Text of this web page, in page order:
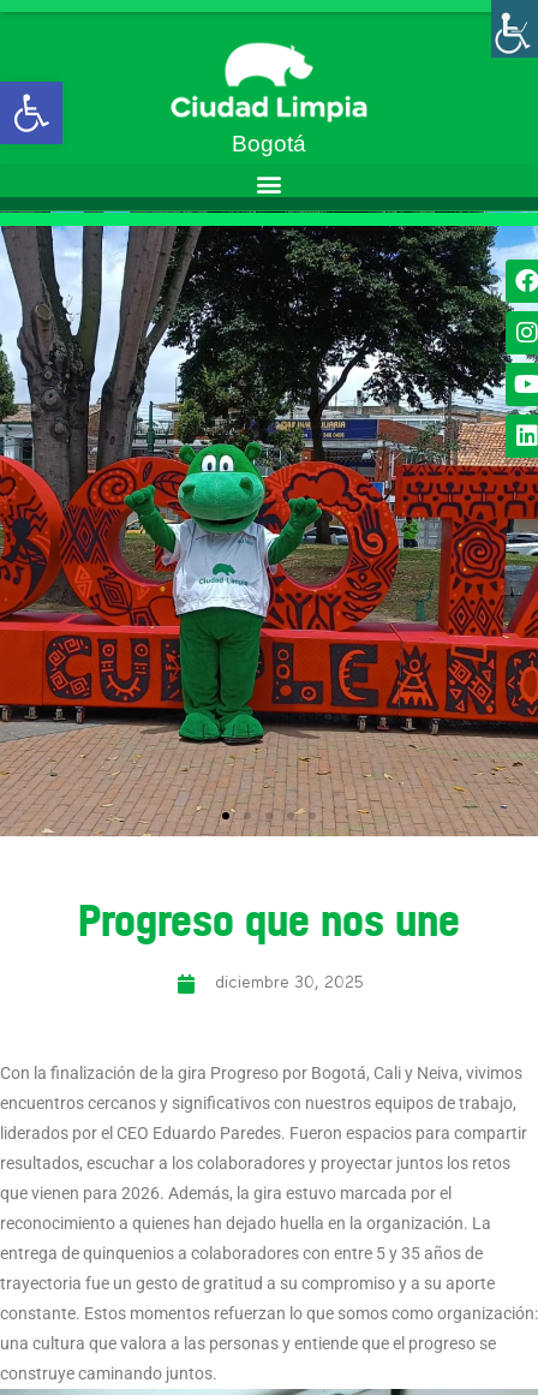
Abrir barra de herramientas
Bogotá
Progreso que nos une
diciembre 30, 2025
Con la finalización de la gira Progreso por Bogotá, Cali y Neiva, vivimos
encuentros cercanos y significativos con nuestros equipos de trabajo,
liderados por el CEO Eduardo Paredes. Fueron espacios para compartir
resultados, escuchar a los colaboradores y proyectar juntos los retos
que vienen para 2026. Además, la gira estuvo marcada por el
reconocimiento a quienes han dejado huella en la organización. La
entrega de quinquenios a colaboradores con entre 5 y 35 años de
trayectoria fue un gesto de gratitud a su compromiso y a su aporte
constante. Estos momentos refuerzan lo que somos como organización:
una cultura que valora a las personas y entiende que el progreso se
construye caminando juntos.